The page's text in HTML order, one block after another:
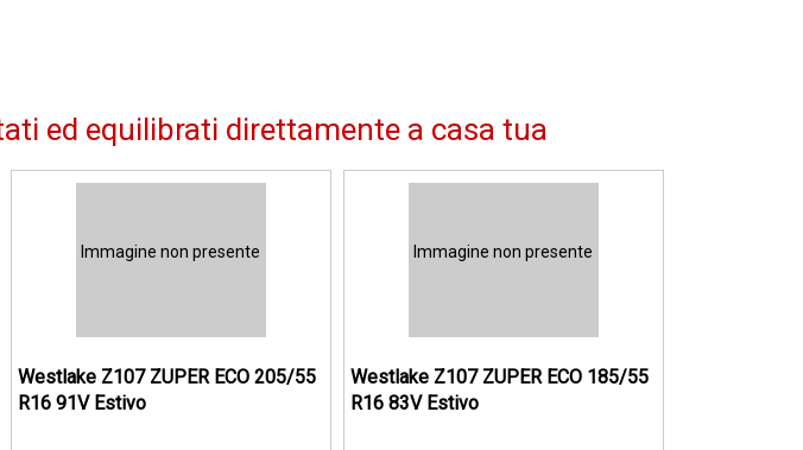
ed equilibrati direttamente a casa tua
Immagine non presente
Westlake Z107 ZUPER ECO 205/55
R16 91V Estivo
Immagine non presente
Westlake Z107 ZUPER ECO 185/55
R16 83V Estivo